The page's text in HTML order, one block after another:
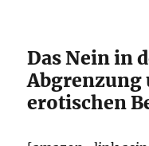
Das Nein in
Abgrenzung
erotischen